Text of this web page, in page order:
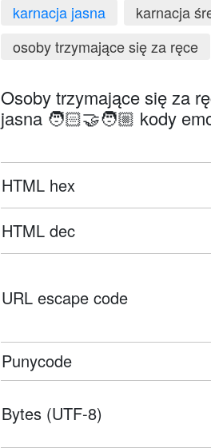
karnacja jasna
karnacja
osoby trzymające się za ręce
Osoby trzymające się za
jasna 🧑🏻‍🤝‍🧑🏼 kody
HTML hex
HTML dec
URL escape code
Punycode
Bytes (UTF-8)